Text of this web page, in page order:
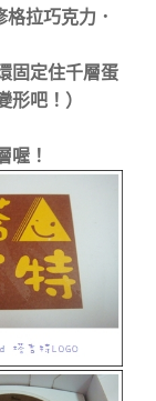
拉巧克力．
固定住千層蛋
形吧！）
喔！